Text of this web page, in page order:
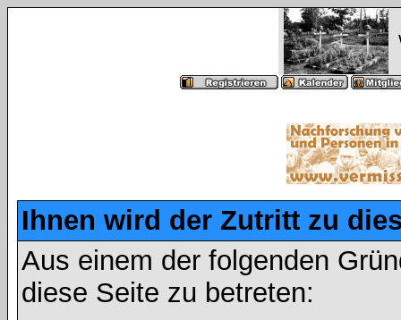
Ihnen wird der Zutritt zu
Aus einem der folgenden
diese Seite zu betreten: